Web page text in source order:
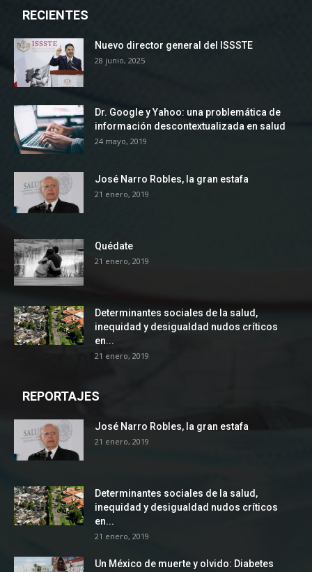
RECIENTES
Nuevo director general del ISSSTE
28 junio, 2025
Dr. Google y Yahoo: una problemática de
información descontextualizada en salud
24 mayo, 2019
José Narro Robles, la gran estafa
21 enero, 2019
Quédate
21 enero, 2019
Determinantes sociales de la salud,
inequidad y desigualdad nudos críticos
en...
21 enero, 2019
REPORTAJES
José Narro Robles, la gran estafa
21 enero, 2019
Determinantes sociales de la salud,
inequidad y desigualdad nudos críticos
en...
21 enero, 2019
Un México de muerte y olvido: Diabetes